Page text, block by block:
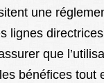
une
lignes
que
bénéfices tout